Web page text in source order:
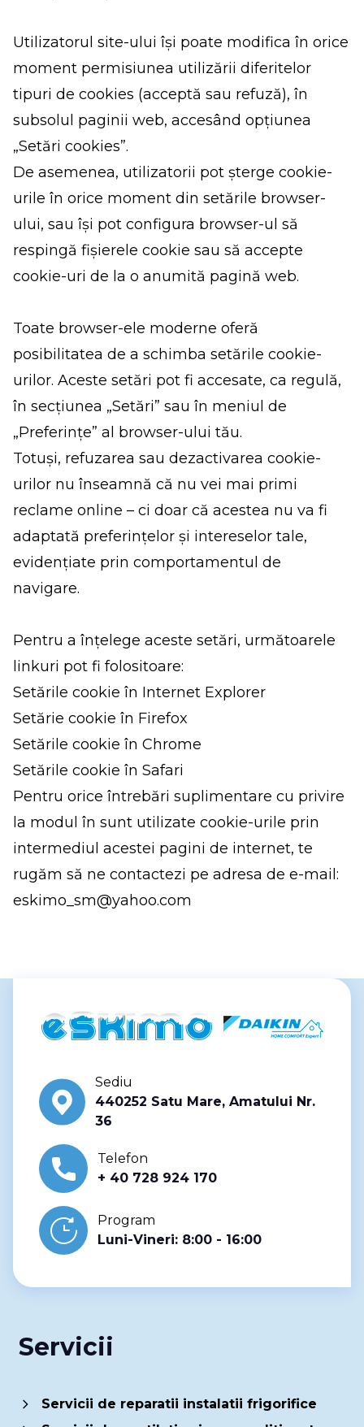
Utilizatorul site-ului îşi poate modifica în orice
moment permisiunea utilizării diferitelor
tipuri de cookies (acceptă sau refuză), în
subsolul paginii web, accesând opțiunea
„Setări cookies”.
De asemenea, utilizatorii pot şterge cookie-
urile în orice moment din setările browser-
ului, sau își pot configura browser-ul să
respingă fișierele cookie sau să accepte
cookie-uri de la o anumită pagină web.
Toate browser-ele moderne oferă
posibilitatea de a schimba setările cookie-
urilor. Aceste setări pot fi accesate, ca regulă,
în secțiunea „Setări” sau în meniul de
„Preferințe” al browser-ului tău.
Totuși, refuzarea sau dezactivarea cookie-
urilor nu înseamnă că nu vei mai primi
reclame online – ci doar că acestea nu va fi
adaptată preferințelor și intereselor tale,
evidențiate prin comportamentul de
navigare.
Pentru a înțelege aceste setări, următoarele
linkuri pot fi folositoare:
Setările cookie în Internet Explorer
Setărie cookie în Firefox
Setările cookie în Chrome
Setările cookie în Safari
Pentru orice întrebări suplimentare cu privire
la modul în sunt utilizate cookie-urile prin
intermediul acestei pagini de internet, te
rugăm să ne contactezi pe adresa de e-mail:
eskimo_sm@yahoo.com
Sediu
440252 Satu Mare, Amatului Nr.
36
Telefon
+ 40 728 924 170
Program
Luni-Vineri: 8:00 - 16:00
Servicii
Servicii de reparatii instalatii frigorifice